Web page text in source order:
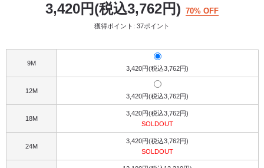
3,420円(税込3,762円) 70% OFF
獲得ポイント: 37ポイント
9M
3,420円(税込3,762円)
12M
3,420円(税込3,762円)
18M
3,420円(税込3,762円)
SOLDOUT
24M
3,420円(税込3,762円)
SOLDOUT